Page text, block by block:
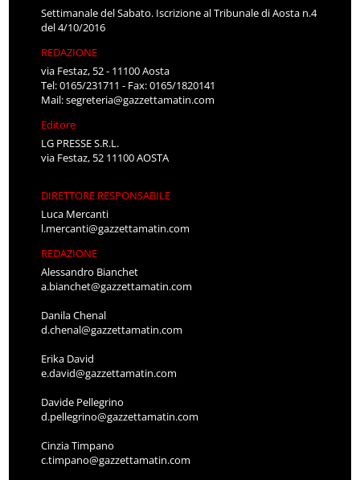
Settimanale del Sabato. Iscrizione al Tribunale di Aosta n.4
del 4/10/2016
REDAZIONE
via Festaz, 52 - 11100 Aosta
Tel: 0165/231711 - Fax: 0165/1820141
Mail:segreteria@gazzettamatin.com
Editore
LG PRESSE S.R.L.
via Festaz, 52 11100 AOSTA
DIRETTORE RESPONSABILE
Luca Mercanti
l.mercanti@gazzettamatin.com
REDAZIONE
Alessandro Bianchet
a.bianchet@gazzettamatin.com
Danila Chenal
d.chenal@gazzettamatin.com
Erika David
e.david@gazzettamatin.com
Davide Pellegrino
d.pellegrino@gazzettamatin.com
Cinzia Timpano
c.timpano@gazzettamatin.com